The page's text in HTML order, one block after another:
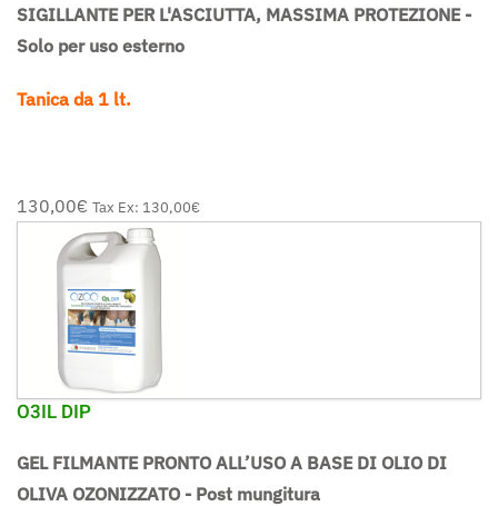
SIGILLANTE PER L'ASCIUTTA, MASSIMA PROTEZIONE -
Solo per uso esterno
Tanica da 1 lt.
130,00‎€ Tax Ex: 130,00‎€
O3IL DIP
GEL FILMANTE PRONTO ALL’USO A BASE DI OLIO DI
OLIVA OZONIZZATO - Post mungitura